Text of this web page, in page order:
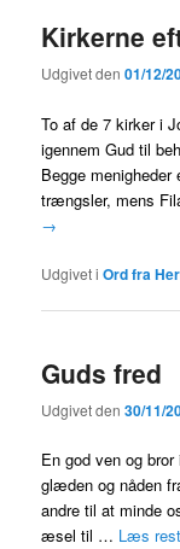
Kirkerne
Udgivet den01/12/
To af de 7 kirker i
igennem Gud til
Begge
trængsler, mens
→
Udgivet i Ord fra
Guds fred
Udgivet den30/11/
En god ven og
glæden og nåden
andre til at minde
æsel til … Læs